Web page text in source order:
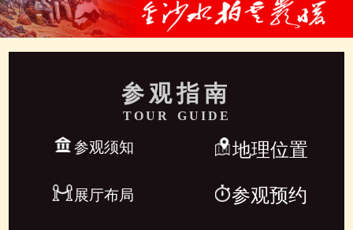
参观指南
TOUR GUIDE
参观须知 地理位置
展厅布局 参观预约